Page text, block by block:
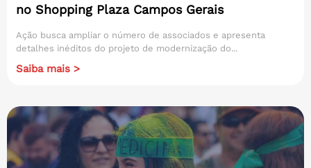
no Shopping Plaza Campos Gerais
Ação busca ampliar o número de associados e apresenta
detalhes inéditos do projeto de modernização do...
Saiba mais >